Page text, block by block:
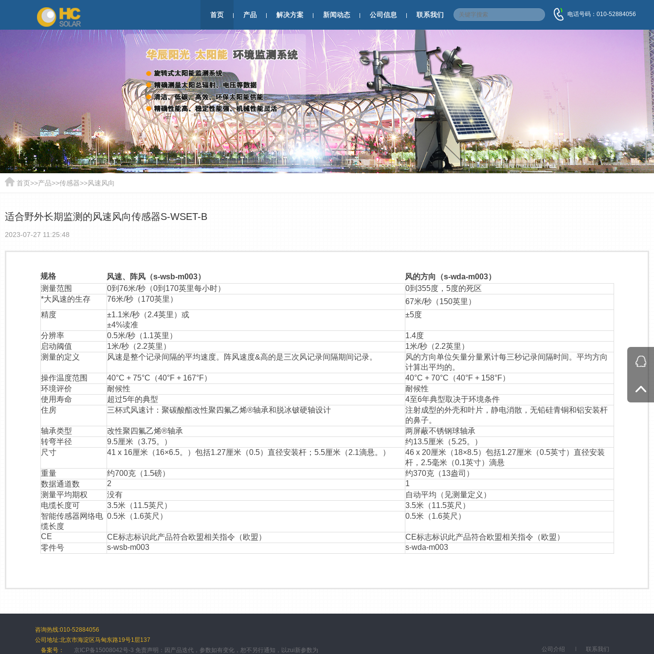
首页 产品 解决方案 新闻动态 公司信息 联系我们 电话号码：010-52884056
首页>>产品>>传感器>>风速风向
适合野外长期监测的风速风向传感器S-WSET-B
2023-07-27 11:25:48
规格 风速、阵风（s-wsb-m003）
风的方向（s-wda-m003）
测量范围
0到76米/秒（0到170英里每小时）
0到355度，5度的死区
*大风速的生存
76米/秒（170英里）
67米/秒（150英里）
精度
±1.1米/秒（2.4英里）或
±4%读准
±5度
分辨率 0.5米/秒（1.1英里）
1.4度
启动阈值
1米/秒（2.2英里）
1米/秒（2.2英里）
测量的定义
风速是整个记录间隔的平均速度。阵风速度&高的是三次风记录间隔期间记录。
风的方向单位矢量分量累计每三秒记录间隔时间。平均方向
计算出平均的。
操作温度范围
40°C + 75°C（40°F + 167°F）
40°C + 70°C（40°F + 158°F）
环境评价
耐候性
耐候性
使用寿命
超过5年的典型
4至6年典型取决于环境条件
住房
三杯式风速计：聚碳酸酯改性聚四氟乙烯®轴承和脱冰铍硬轴设计
注射成型的外壳和叶片，静电消散，无铅硅青铜和铝安装杆
的鼻子。
轴承类型
改性聚四氟乙烯®轴承
两屏蔽不锈钢球轴承
转弯半径
9.5厘米（3.75。）
约13.5厘米（5.25。）
尺寸
41 x 16厘米（16×6.5。）包括1.27厘米（0.5）直径安装杆；5.5厘米（2.1滴悬。）
46 x 20厘米（18×8.5）包括1.27厘米（0.5英寸）直径安装
杆，2.5毫米（0.1英寸）滴悬
重量
约700克（1.5磅）
约370克（13盎司）
数据通道数
2
1
测量平均期权
没有
自动平均（见测量定义）
电缆长度可
3.5米（11.5英尺）
3.5米（11.5英尺）
智能传感器网络电
缆长度
0.5米（1.6英尺） 0.5米（1.6英尺）
CE CE标志标识此产品符合欧盟相关指令（欧盟）
CE标志标识此产品符合欧盟相关指令（欧盟）
零件号
s-wsb-m003 s-wda-m003
咨询热线:010-52884056
公司地址:北京市海淀区马甸东路19号1层137
备案号：
京ICP备15008042号-3 免责声明：因产品迭代，参数如有变化，恕不另行通知，以zui新参数为 公司介绍 联系我们